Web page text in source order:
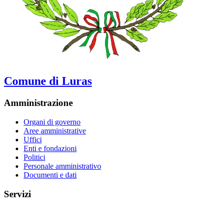
Comune di Luras
Amministrazione
Organi di governo
Aree amministrative
Uffici
Enti e fondazioni
Politici
Personale amministrativo
Documenti e dati
Servizi